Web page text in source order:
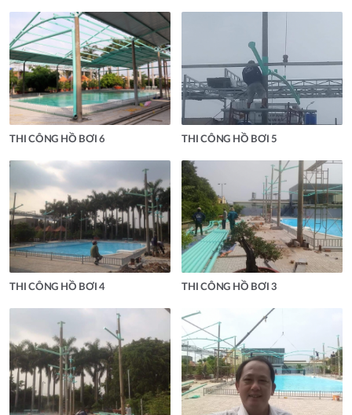
THI CÔNG HỒ BƠI 6 THI CÔNG HỒ BƠI 5
THI CÔNG HỒ BƠI 4 THI CÔNG HỒ BƠI 3